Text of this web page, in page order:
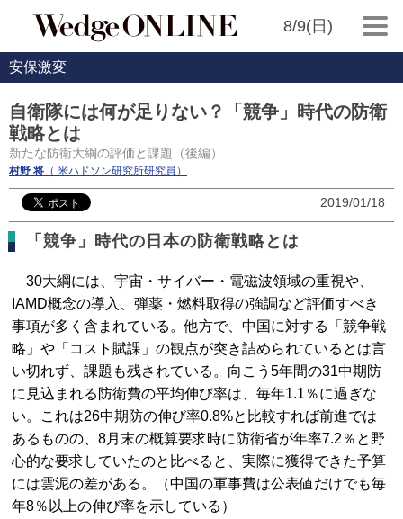
8/9(日)
安保激変
自衛隊には何が足りない？「競争」時代の防衛
戦略とは
新たな防衛大綱の評価と課題（後編）
村野 将 （ 米ハドソン研究所研究員）
2019/01/18
「競争」時代の日本の防衛戦略とは
30大綱には、宇宙・サイバー・電磁波領域の重視や、
IAMD概念の導入、弾薬・燃料取得の強調など評価すべき
事項が多く含まれている。他方で、中国に対する「競争戦
略」や「コスト賦課」の観点が突き詰められているとは言
い切れず、課題も残されている。向こう5年間の31中期防
に見込まれる防衛費の平均伸び率は、毎年1.1％に過ぎな
い。これは26中期防の伸び率0.8%と比較すれば前進では
あるものの、8月末の概算要求時に防衛省が年率7.2％と野
心的な要求していたのと比べると、実際に獲得できた予算
には雲泥の差がある。（中国の軍事費は公表値だけでも毎
年8％以上の伸び率を示している）